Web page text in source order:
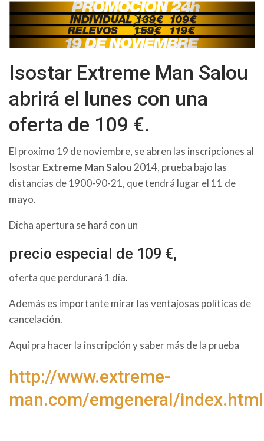
Isostar Extreme Man Salou
abrirá el lunes con una
oferta de 109 €.
El proximo 19 de noviembre, se abren las inscripciones al
IsostarExtreme Man Salou 2014, prueba bajo las
distancias de 1900-90-21, que tendrá lugar el 11 de
mayo.
Dicha apertura se hará con un
precio especial de 109 €,
oferta que perdurará 1 día.
Además es importante mirar las ventajosas políticas de
cancelación.
Aquí pra hacer la inscripción y saber más de la prueba
http://www.extreme-
man.com/emgeneral/index.html